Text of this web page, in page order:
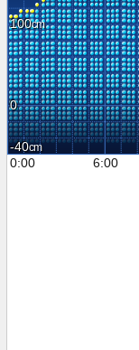
100
0
-40
0:00
6:00